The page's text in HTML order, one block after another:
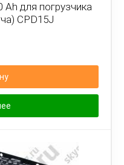
Ah для погрузчика
CPD15J